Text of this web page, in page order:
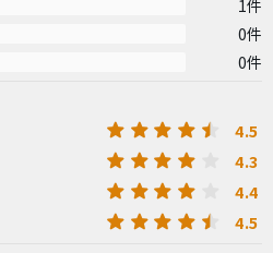
1件
0件
0件
4.5
4.3
4.4
4.5